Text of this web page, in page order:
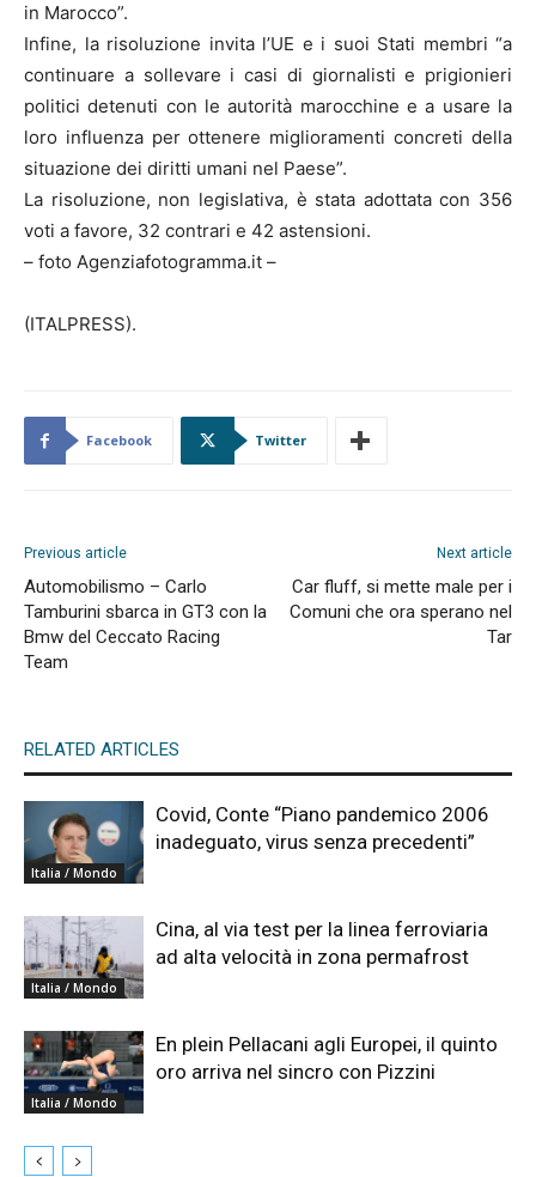
in Marocco”.
Infine, la risoluzione invita l’UE e i suoi Stati membri “a
continuare a sollevare i casi di giornalisti e prigionieri
politici detenuti con le autorità marocchine e a usare la
loro influenza per ottenere miglioramenti concreti della
situazione dei diritti umani nel Paese”.
La risoluzione, non legislativa, è stata adottata con 356
voti a favore, 32 contrari e 42 astensioni.
– foto Agenziafotogramma.it –
(ITALPRESS).
Facebook Twitter
Previous article
Automobilismo – Carlo
Tamburini sbarca in GT3 con la
Bmw del Ceccato Racing
Team
Next article
Car fluff, si mette male per i
Comuni che ora sperano nel
Tar
RELATED ARTICLES
Italia / Mondo
Covid, Conte “Piano pandemico 2006
inadeguato, virus senza precedenti”
Italia / Mondo
Cina, al via test per la linea ferroviaria
ad alta velocità in zona permafrost
Italia / Mondo
En plein Pellacani agli Europei, il quinto
oro arriva nel sincro con Pizzini